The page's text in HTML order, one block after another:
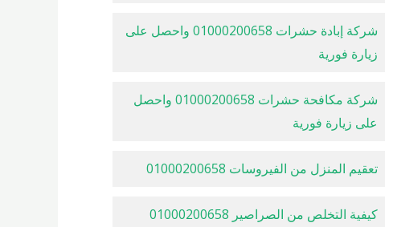
شركة إبادة حشرات 01000200658 واحصل على
زيارة فورية
شركة مكافحة حشرات 01000200658 واحصل
على زيارة فورية
تعقيم المنزل من الفيروسات 01000200658
كيفية التخلص من الصراصير 01000200658